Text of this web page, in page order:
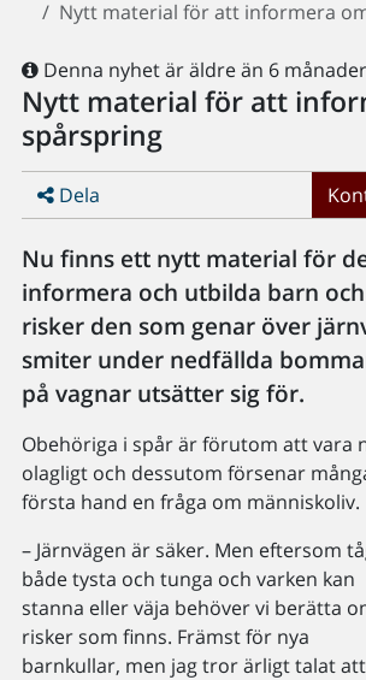
är Nytt material för att informera
Denna nyhet är äldre än 6 månader
Nytt material för att
spårspring
Dela
Nu finns ett nytt material för
informera och utbilda barn
risker den som genar över
smiter under nedfällda
på vagnar utsätter sig för.
Obehöriga i spår är förutom att vara
olagligt och dessutom försenar
första hand en fråga om människoliv.
– Järnvägen är säker. Men eftersom
både tysta och tunga och varken kan
stanna eller väja behöver vi berätta
risker som finns. Främst för nya
barnkullar, men jag tror ärligt talat att